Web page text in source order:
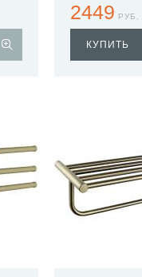
2449 РУБ.
КУПИТЬ